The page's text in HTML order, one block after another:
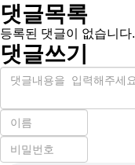
댓글목록
등록된 댓글이 없습니다.
댓글쓰기
내
이
필
수
비
밀